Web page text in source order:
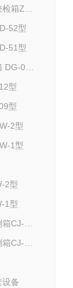
52型
51型
型
型
2型
1型
2型
1型
设备